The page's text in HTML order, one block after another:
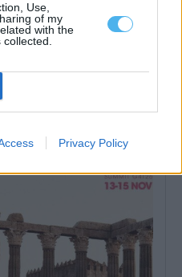
Use,
of my
with the
Privacy Policy
e zona de refeições de centro
e Económica (ASAE)
de...